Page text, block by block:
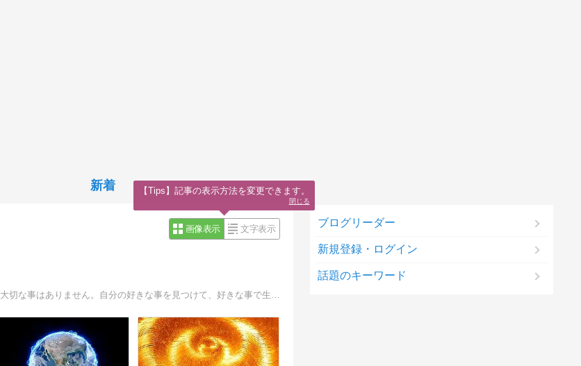
新着
画像表示 文字表示 ブログリーダー
新規登録・ログイン
話題のキーワード
【Tips】記事の表示方法を変更できます。
閉じる